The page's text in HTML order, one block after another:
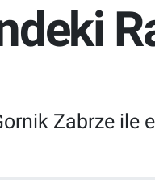
Zabrze ile